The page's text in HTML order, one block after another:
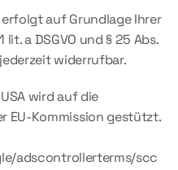
auf Grundlage Ihrer
a DSGVO und § 25 Abs.
widerrufbar.
wird auf die
EU-Kommission gestützt.
adscontrollerterms/scc